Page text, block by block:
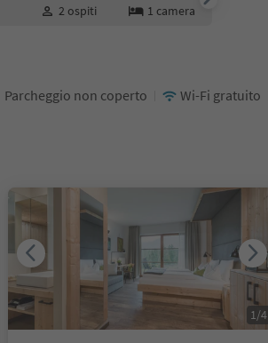
2 ospiti 1 camera
Parcheggio non coperto Wi-Fi gratuito
1/4